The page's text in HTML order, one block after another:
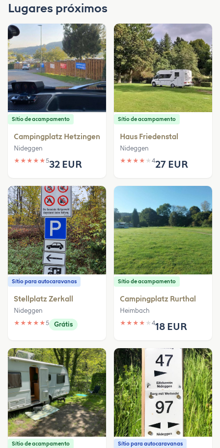
Lugares próximos
Sítio de acampamento
Campingplatz Hetzingen
Nideggen
★ ★ ★ ★ ★532 EUR
Sítio de acampamento
Haus Friedenstal
Nideggen
★ ★ ★ ★ ★ 427 EUR
Sítio para autocaravanas
Stellplatz Zerkall
Nideggen
★ ★ ★ ★ ★5 Grátis
Sítio de acampamento
Campingplatz Rurthal
Heimbach
★ ★ ★ ★ ★ 418 EUR
Sítio de acampamento Sítio para autocaravanas